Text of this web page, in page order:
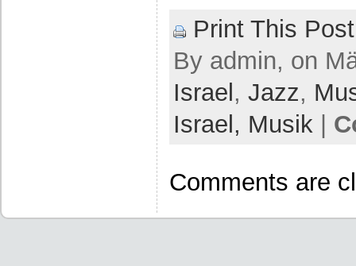
Print This Post
By admin, on
Israel , Jazz,
Israel, Musik
Comments are